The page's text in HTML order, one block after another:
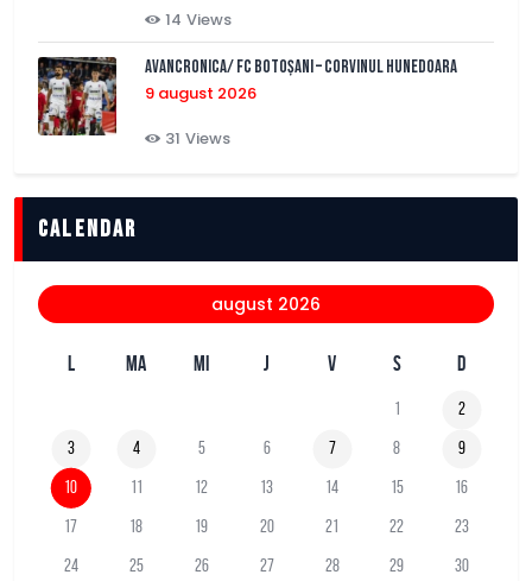
14 Views
AVANCRONICA/ FC BOTOȘANI – CORVINUL HUNEDOARA
9 august 2026
31 Views
Calendar
august 2026
L MA MI J V S D
1 2
3 4 5 6 7 8 9
10 11 12 13 14 15 16
17 18 19 20 21 22 23
24 25 26 27 28 29 30